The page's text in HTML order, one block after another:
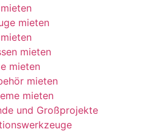
mieten
mieten
mieten
mieten
mieten
und Großprojekte